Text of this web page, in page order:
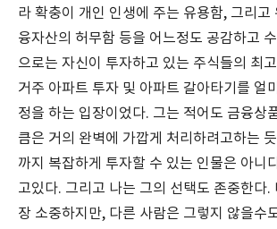
라 확충이 개인 인생에 주는 유용함, 그리고
융자산의 허무함 등을 어느정도 공감하고
으로는 자신이 투자하고 있는 주식들의 최
거주 아파트 투자 및 아파트 갈아타기를 얼
정을 하는 입장이었다. 그는 적어도 금융상
큼은 거의 완벽에 가깝게 처리하려고하는
까지 복잡하게 투자할 수 있는 인물은 아니
고있다. 그리고 나는 그의 선택도 존중한다
장 소중하지만, 다른 사람은 그렇지 않을수